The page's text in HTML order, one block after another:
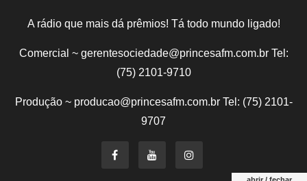
A rádio que mais dá prêmios! Tá todo mundo ligado!
Comercial ~ gerentesociedade@princesafm.com.br Tel:
(75) 2101-9710
Produção ~ producao@princesafm.com.br Tel: (75) 2101-
9707